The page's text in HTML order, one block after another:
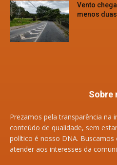
Vento
menos
Sobre
Prezamos pela transparência na
conteúdo de qualidade, sem
político é nosso DNA.
atender aos interesses da